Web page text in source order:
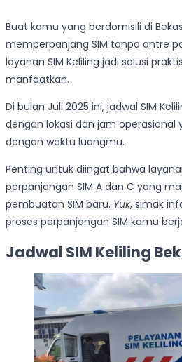
Buat kamu yang berdomisili di
memperpanjang SIM tanpa antre
layanan SIM Keliling jadi solusi
manfaatkan.
Di bulan Juli 2025 ini, jadwal SIM
dengan lokasi dan jam operasional
dengan waktu luangmu.
Penting untuk diingat bahwa
perpanjangan SIM A dan C yang
pembuatan SIM baru. Yuk, simak
proses perpanjangan SIM kamu
Jadwal SIM Keliling